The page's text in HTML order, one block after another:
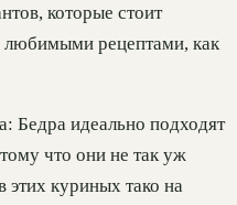
которые стоит
любимыми рецептами, как
Бедра идеально подходят
что они не так уж
этих куриных тако на